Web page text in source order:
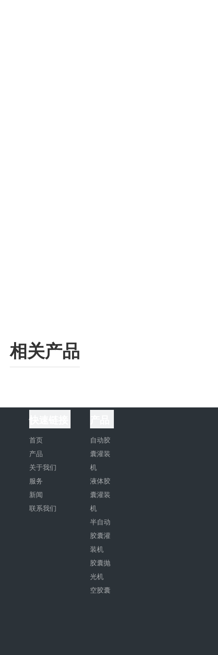
相关产品
首页
产品
关于我们
服务
新闻
联系我们
自动胶
囊灌装
机
液体胶
囊灌装
机
半自动
胶囊灌
装机
胶囊抛
光机
空胶囊